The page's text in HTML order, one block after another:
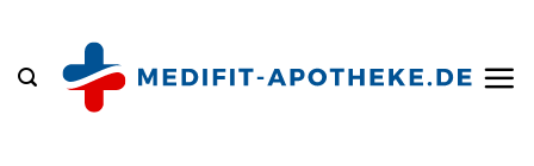
springen